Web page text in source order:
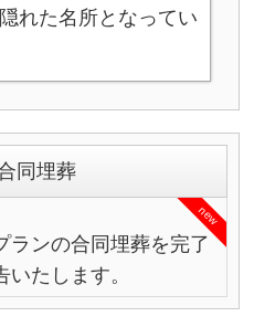
れた名所となってい
同埋葬
ランの合同埋葬を完了
たします。
new